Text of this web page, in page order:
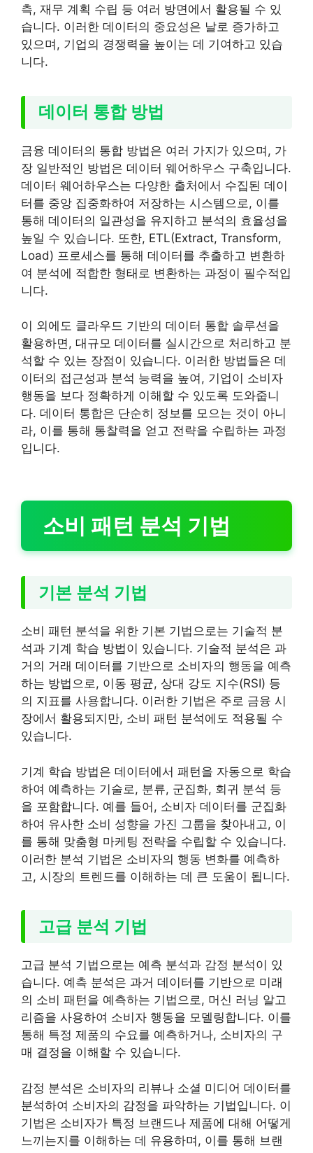
측, 재무 계획 수립 등 여러 방면에서 활용될 수 있
습니다. 이러한 데이터의 중요성은 날로 증가하고
있으며, 기업의 경쟁력을 높이는 데 기여하고 있습
니다.
데이터 통합 방법
금융 데이터의 통합 방법은 여러 가지가 있으며, 가
장 일반적인 방법은 데이터 웨어하우스 구축입니다.
데이터 웨어하우스는 다양한 출처에서 수집된 데이
터를 중앙 집중화하여 저장하는 시스템으로, 이를
통해 데이터의 일관성을 유지하고 분석의 효율성을
높일 수 있습니다. 또한, ETL(Extract, Transform,
Load) 프로세스를 통해 데이터를 추출하고 변환하
여 분석에 적합한 형태로 변환하는 과정이 필수적입
니다.
이 외에도 클라우드 기반의 데이터 통합 솔루션을
활용하면, 대규모 데이터를 실시간으로 처리하고 분
석할 수 있는 장점이 있습니다. 이러한 방법들은 데
이터의 접근성과 분석 능력을 높여, 기업이 소비자
행동을 보다 정확하게 이해할 수 있도록 도와줍니
다. 데이터 통합은 단순히 정보를 모으는 것이 아니
라, 이를 통해 통찰력을 얻고 전략을 수립하는 과정
입니다.
소비 패턴 분석 기법
기본 분석 기법
소비 패턴 분석을 위한 기본 기법으로는 기술적 분
석과 기계 학습 방법이 있습니다. 기술적 분석은 과
거의 거래 데이터를 기반으로 소비자의 행동을 예측
하는 방법으로, 이동 평균, 상대 강도 지수(RSI) 등
의 지표를 사용합니다. 이러한 기법은 주로 금융 시
장에서 활용되지만, 소비 패턴 분석에도 적용될 수
있습니다.
기계 학습 방법은 데이터에서 패턴을 자동으로 학습
하여 예측하는 기술로, 분류, 군집화, 회귀 분석 등
을 포함합니다. 예를 들어, 소비자 데이터를 군집화
하여 유사한 소비 성향을 가진 그룹을 찾아내고, 이
를 통해 맞춤형 마케팅 전략을 수립할 수 있습니다.
이러한 분석 기법은 소비자의 행동 변화를 예측하
고, 시장의 트렌드를 이해하는 데 큰 도움이 됩니다.
고급 분석 기법
고급 분석 기법으로는 예측 분석과 감정 분석이 있
습니다. 예측 분석은 과거 데이터를 기반으로 미래
의 소비 패턴을 예측하는 기법으로, 머신 러닝 알고
리즘을 사용하여 소비자 행동을 모델링합니다. 이를
통해 특정 제품의 수요를 예측하거나, 소비자의 구
매 결정을 이해할 수 있습니다.
감정 분석은 소비자의 리뷰나 소셜 미디어 데이터를
분석하여 소비자의 감정을 파악하는 기법입니다. 이
기법은 소비자가 특정 브랜드나 제품에 대해 어떻게
느끼는지를 이해하는 데 유용하며, 이를 통해 브랜